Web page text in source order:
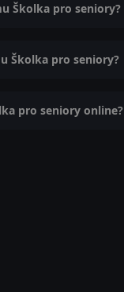
Školka pro seniory?
Školka pro seniory?
pro seniory online?